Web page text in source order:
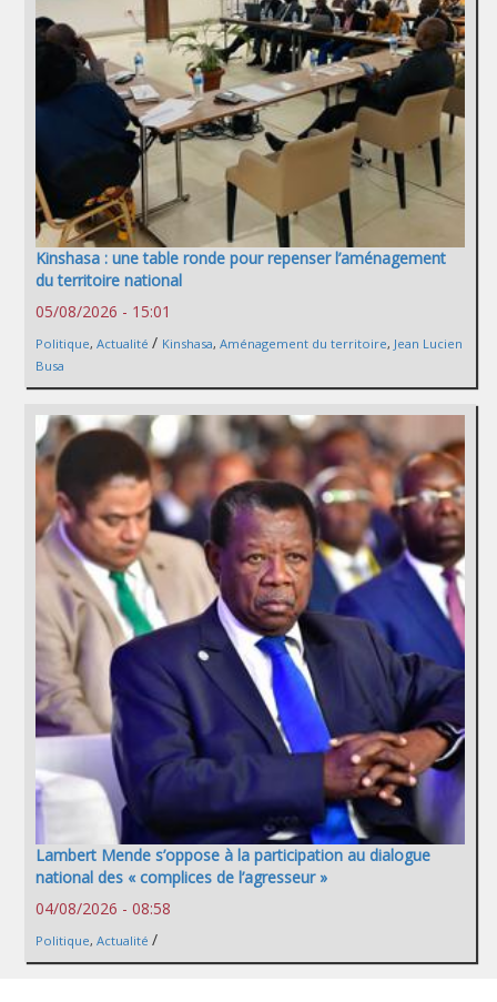
Kinshasa : une table ronde pour repenser l’aménagement
du territoire national
05/08/2026 - 15:01
Politique, Actualité / Kinshasa, Aménagement du territoire, Jean Lucien
Busa
Lambert Mende s’oppose à la participation au dialogue
national des « complices de l’agresseur »
04/08/2026 - 08:58
Politique, Actualité /